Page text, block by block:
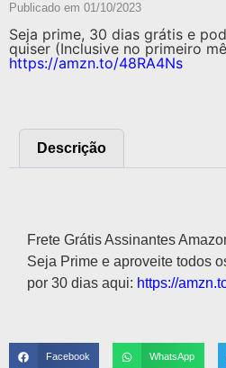
Publicado em 01/10/2023
Seja prime, 30 dias grátis e
quiser (Inclusive no primeiro
https://amzn.to/48RA4Ns
Descrição
Frete Grátis Assinantes
Seja Prime e aproveite todos
por 30 dias aqui: https://
Facebook WhatsApp